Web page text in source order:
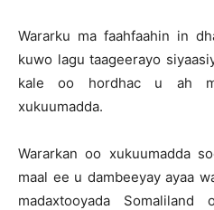
Wararku ma faahfaahin in
kuwo lagu taageerayo
kale oo hordhac u ah
xukuumadda.
Wararkan oo xukuumadda
maal ee u dambeeyay ayaa
madaxtooyada